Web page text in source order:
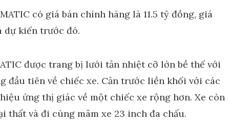
được trang bị lưới tản nhiệt cỡ lớn bề thế với
đầu tiên về chiếc xe. Cản trước liền khối với các
ứng thị giác về một chiếc xe rộng hơn. Xe còn
thất và đi cùng mâm xe 23 inch đa chấu.